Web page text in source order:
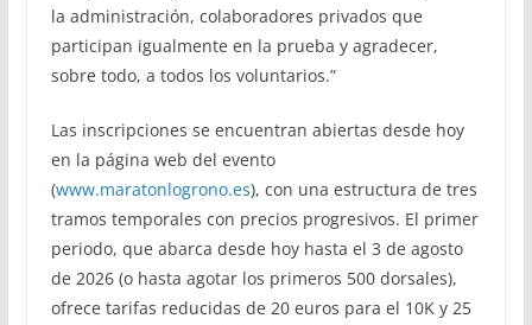
la administración, colaboradores privados que
participan igualmente en la prueba y agradecer,
sobre todo, a todos los voluntarios.”
Las inscripciones se encuentran abiertas desde hoy
en la página web del evento
(www.maratonlogrono.es), con una estructura de tres
tramos temporales con precios progresivos. El primer
periodo, que abarca desde hoy hasta el 3 de agosto
de 2026 (o hasta agotar los primeros 500 dorsales),
ofrece tarifas reducidas de 20 euros para el 10K y 25